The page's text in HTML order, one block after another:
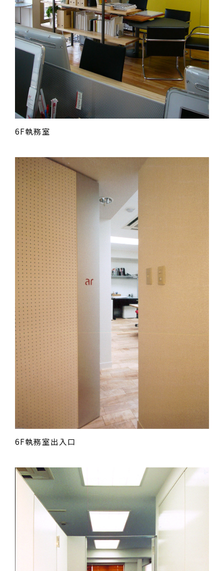
6F執務室
6F執務室出入口